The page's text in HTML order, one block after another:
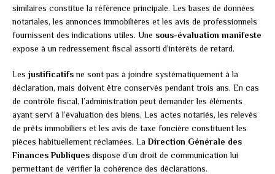
similaires constitue la référence principale. Les bases de données
notariales, les annonces immobilières et les avis de professionnels
fournissent des indications utiles. Une sous-évaluation manifeste
expose à un redressement fiscal assorti d’intérêts de retard.
Les justificatifsne sont pas à joindre systématiquement à la
déclaration, mais doivent être conservés pendant trois ans. En cas
de contrôle fiscal, l’administration peut demander les éléments
ayant servi à l’évaluation des biens. Les actes notariés, les relevés
de prêts immobiliers et les avis de taxe foncière constituent les
pièces habituellement réclamées. La Direction Générale des
Finances Publiques dispose d’un droit de communication lui
permettant de vérifier la cohérence des déclarations.